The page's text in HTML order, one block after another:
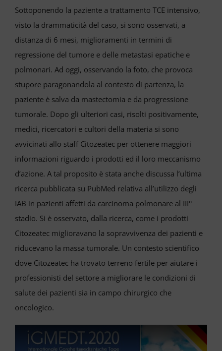
Sottoponendo la paziente a trattamento TCE intensivo,
visto la drammaticità del caso, si sono osservati, a
distanza di 6 mesi, miglioramenti in termini di
regressione del tumore e delle metastasi epatiche e
polmonari. Ad oggi, osservando la foto, che provoca
stupore paragonandola al contesto di partenza, la
paziente è salva da mastectomia e da progressione
tumorale. Dopo gli ulteriori casi, risolti positivamente,
medici, ricercatori e cultori della materia si sono
avvicinati allo staff Citozeatec per ottenere maggiori
informazioni riguardo i prodotti ed il loro meccanismo
d’azione. A tal proposito è stata anche discussa l’ultima
ricerca pubblicata su PubMed relativa all’utilizzo degli
IAB in pazienti affetti da carcinoma polmonare al III°
stadio. Si è osservato, dalla ricerca, come i prodotti
Citozeatec miglioravano la sopravvivenza dei pazienti e
riducevano la massa tumorale. Un contesto scientifico
dove Citozeatec ha trovato terreno fertile per aiutare i
professionisti del settore a migliorare le condizioni di
salute dei pazienti sia in campo chirurgico che
oncologico.